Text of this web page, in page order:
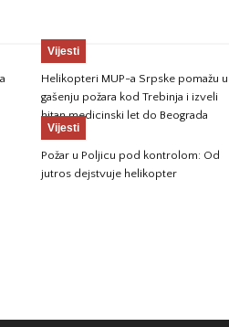
Vijesti
Helikopteri MUP-a Srpske pomažu u
gašenju požara kod Trebinja i izveli
hitan medicinski let do Beograda
Vijesti
Požar u Poljicu pod kontrolom: Od
jutros dejstvuje helikopter